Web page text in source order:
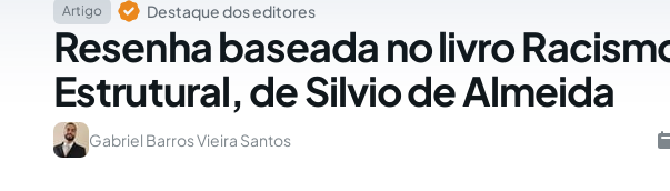
Artigo Destaque dos editores
Resenha baseada no livro
Estrutural, de Silvio de Almeida
Gabriel Barros Vieira Santos